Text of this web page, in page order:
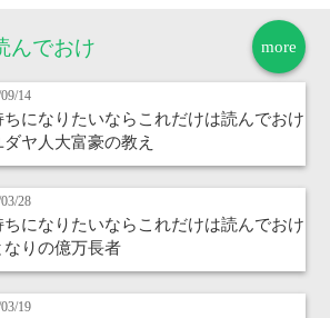
more
んでおけ
14
ちになりたいならこれだけは読んでおけ
ヤ人大富豪の教え
28
ちになりたいならこれだけは読んでおけ
りの億万長者
19